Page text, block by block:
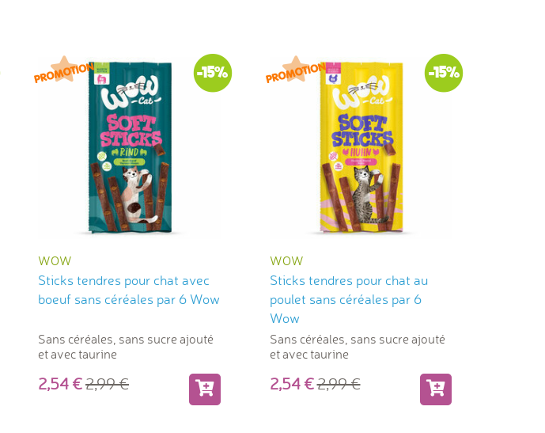
-15%
WOW
Sticks tendres pour chat avec
boeuf sans céréales par 6 Wow
Sans céréales, sans sucre ajouté
et avec taurine
2,542,99
-15%
WOW
Sticks tendres pour chat au
poulet sans céréales par 6
Wow
Sans céréales, sans sucre ajouté
et avec taurine
2,542,99